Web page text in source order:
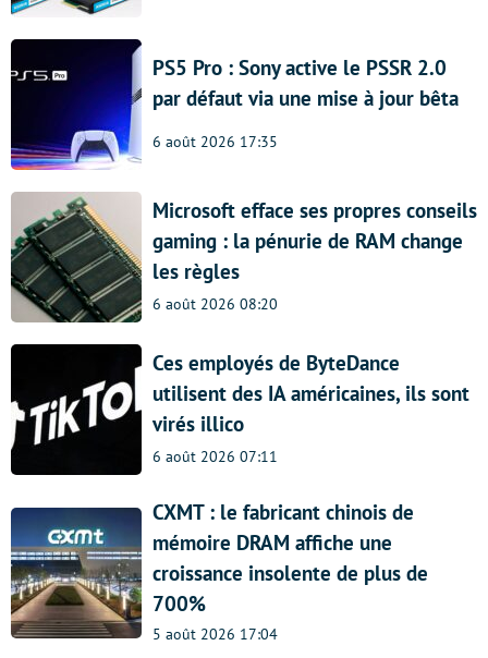
PS5 Pro : Sony active le PSSR 2.0
par défaut via une mise à jour bêta
6 août 2026 17:35
Microsoft efface ses propres conseils
gaming : la pénurie de RAM change
les règles
6 août 2026 08:20
Ces employés de ByteDance
utilisent des IA américaines, ils sont
virés illico
6 août 2026 07:11
CXMT : le fabricant chinois de
mémoire DRAM affiche une
croissance insolente de plus de
700%
5 août 2026 17:04